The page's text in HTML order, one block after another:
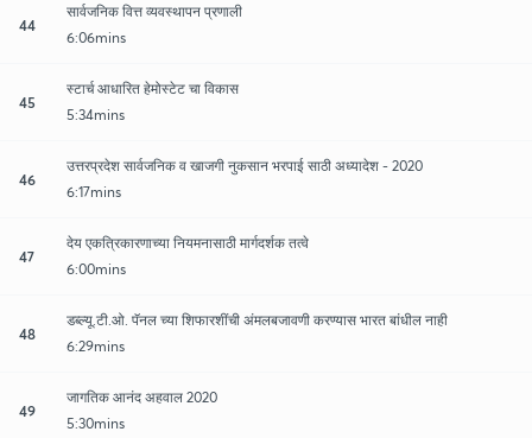
44
सार्वजनिक वित्त व्यवस्थापन प्रणाली
6:06mins
45
स्टार्च आधारित हेमोस्टेट चा विकास
5:34mins
46
उत्तरप्रदेश सार्वजनिक व खाजगी नुकसान भरपाई साठी अध्यादेश - 2020
6:17mins
47
देय एकत्रिकारणाच्या नियमनासाठी मार्गदर्शक तत्वे
6:00mins
48
डब्ल्यू.टी.ओ. पॅनल च्या शिफारशींची अंमलबजावणी करण्यास भारत बांधील नाही
6:29mins
49
जागतिक आनंद अहवाल 2020
5:30mins